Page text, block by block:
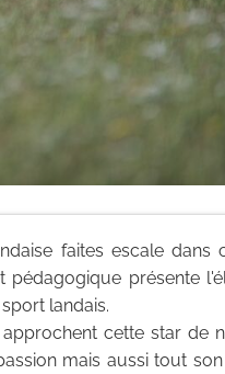
faites escale dans
présente
landais.
cette star de
mais aussi tout